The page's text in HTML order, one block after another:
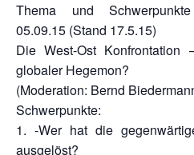
Thema und
05.09.15 (Stand 17.5.15)
Die West-Ost
globaler Hegemon?
(Moderation: Bernd
Schwerpunkte:
1. -Wer hat die
ausgelöst?